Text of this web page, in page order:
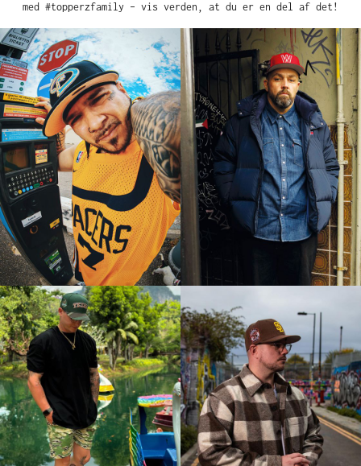
med #topperzfamily – vis verden, at du er en del af det!